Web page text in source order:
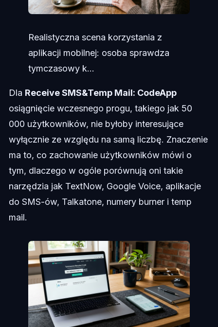
Realistyczna scena korzystania z
aplikacji mobilnej: osoba sprawdza
tymczasowy k...
Dla Receive SMS&Temp Mail: CodeApp
osiągnięcie wczesnego progu, takiego jak 50
000 użytkowników, nie byłoby interesujące
wyłącznie ze względu na samą liczbę. Znaczenie
ma to, co zachowanie użytkowników mówi o
tym, dlaczego w ogóle porównują oni takie
narzędzia jak TextNow, Google Voice, aplikacje
do SMS-ów, Talkatone, numery burner i temp
mail.